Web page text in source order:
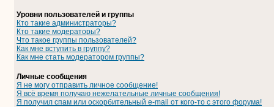
Уровни пользователей и группы
Кто такие администраторы?
Кто такие модераторы?
Что такое группы пользователей?
Как мне вступить в группу?
Как мне стать модератором группы?
Личные сообщения
Я не могу отправить личное сообщение!
Я всё время получаю нежелательные личные сообщения!
Я получил спам или оскорбительный e-mail от кого-то с этого форума!